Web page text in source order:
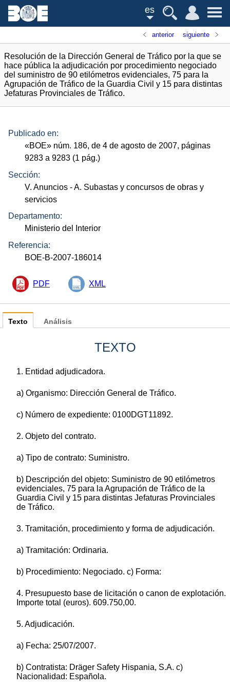
es
anterior siguiente
Resolución de la Dirección General de Tráfico por la que se
hace pública la adjudicación por procedimiento negociado
del suministro de 90 etilómetros evidenciales, 75 para la
Agrupación de Tráfico de la Guardia Civil y 15 para distintas
Jefaturas Provinciales de Tráfico.
Publicado en:
«BOE» núm. 186, de 4 de agosto de 2007, páginas
9283 a 9283 (1 pág.)
Sección:
V. Anuncios - A. Subastas y concursos de obras y
servicios
Departamento:
Ministerio del Interior
Referencia:
BOE-B-2007-186014
PDF XML
Texto
TEXTO
1. Entidad adjudicadora.
a) Organismo: Dirección General de Tráfico.
c) Número de expediente: 0100DGT11892.
2. Objeto del contrato.
a) Tipo de contrato: Suministro.
b) Descripción del objeto: Suministro de 90 etilómetros
evidenciales, 75 para la Agrupación de Tráfico de la
Guardia Civil y 15 para distintas Jefaturas Provinciales
de Tráfico.
3. Tramitación, procedimiento y forma de adjudicación.
a) Tramitación: Ordinaria.
b) Procedimiento: Negociado. c) Forma:
4. Presupuesto base de licitación o canon de explotación.
Importe total (euros). 609.750,00.
5. Adjudicación.
a) Fecha: 25/07/2007.
b) Contratista: Dräger Safety Hispania, S.A. c)
Nacionalidad: Española.
Análisis